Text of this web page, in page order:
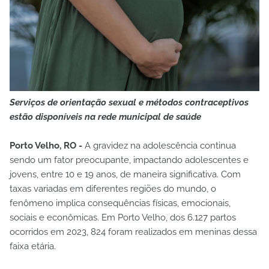
Serviços de orientação sexual e métodos contraceptivos
estão disponíveis na rede municipal de saúde
Porto Velho, RO - A gravidez na adolescência continua
sendo um fator preocupante, impactando adolescentes e
jovens, entre 10 e 19 anos, de maneira significativa. Com
taxas variadas em diferentes regiões do mundo, o
fenômeno implica consequências físicas, emocionais,
sociais e econômicas. Em Porto Velho, dos 6.127 partos
ocorridos em 2023, 824 foram realizados em meninas dessa
faixa etária.